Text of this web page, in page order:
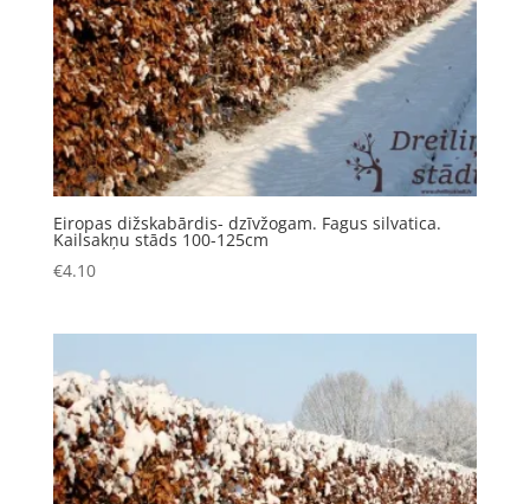
Eiropas dižskabārdis- dzīvžogam. Fagus silvatica.
Kailsakņu stāds 100-125cm
€4.10